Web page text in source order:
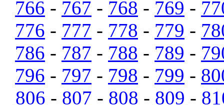
766 - 767 - 768 - 769 -
776 - 777 - 778 - 779 -
786 - 787 - 788 - 789 -
796 - 797 - 798 - 799 -
806 - 807 - 808 - 809 -